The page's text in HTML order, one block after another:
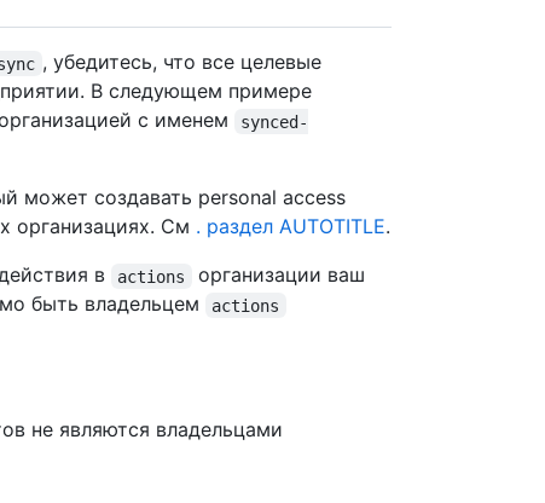
, убедитесь, что все целевые
В следующем примере
с именем
synced-
может создавать personal access
организациях. См . раздел AUTOTITLE.
в
actions
организации ваш
быть владельцем
actions
не являются владельцами